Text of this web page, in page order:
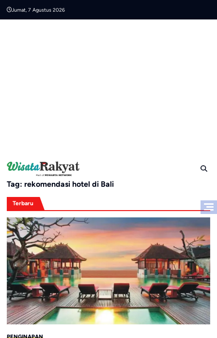
Jumat, 7 Agustus 2026
Tag: rekomendasi hotel di Bali
Terbaru
PENGINAPAN